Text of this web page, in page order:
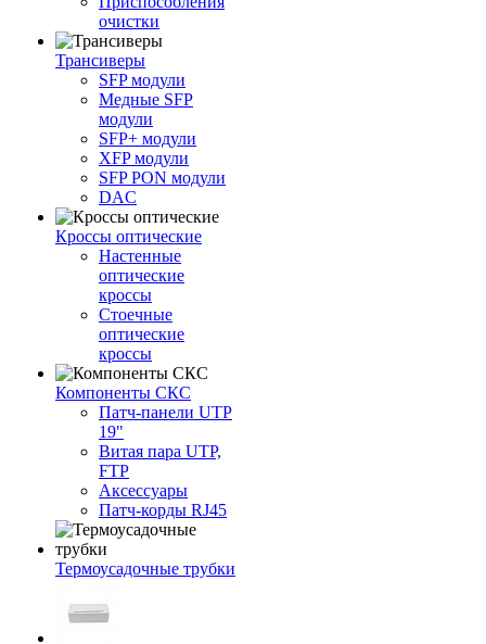
очистки
Трансиверы
SFP модули
Медные SFP
модули
SFP+ модули
XFP модули
SFP PON модули
DAC
Кроссы оптические
Настенные
оптические
кроссы
Стоечные
оптические
кроссы
Компоненты СКС
Патч-панели UTP
19"
Витая пара UTP,
FTP
Аксессуары
Патч-корды RJ45
Термоусадочные трубки